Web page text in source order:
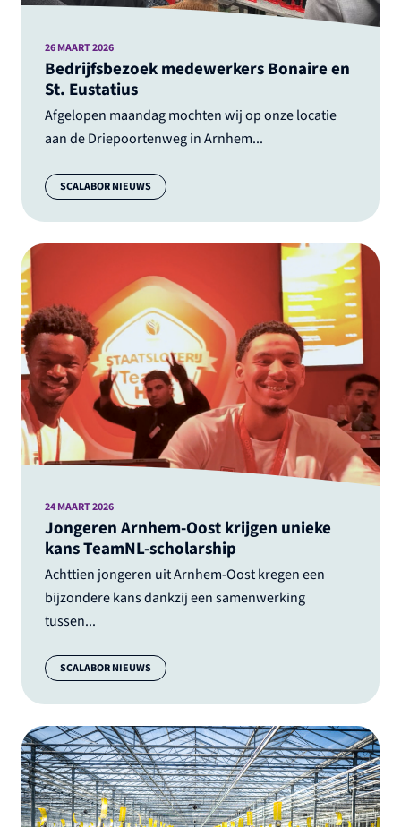
Bedrijfsbezoek medewerkers Bonaire en
St. Eustatius
Afgelopen maandag mochten wij op onze locatie
aan de Driepoortenweg in Arnhem...
26 MAART 2026
Categorie:
SCALABOR NIEUWS
Jongeren Arnhem-Oost krijgen unieke
kans TeamNL-scholarship
Achttien jongeren uit Arnhem-Oost kregen een
bijzondere kans dankzij een samenwerking
tussen...
24 MAART 2026
Categorie:
SCALABOR NIEUWS